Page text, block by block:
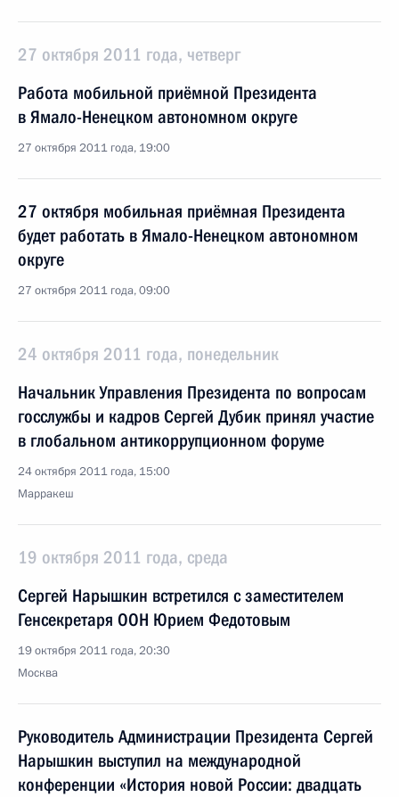
27 октября 2011 года, четверг
Работа мобильной приёмной Президента
в Ямало-Ненецком автономном округе
27 октября 2011 года, 19:00
27 октября мобильная приёмная Президента
будет работать в Ямало-Ненецком автономном
округе
27 октября 2011 года, 09:00
24 октября 2011 года, понедельник
Начальник Управления Президента по вопросам
госслужбы и кадров Сергей Дубик принял участие
в глобальном антикоррупционном форуме
24 октября 2011 года, 15:00
Марракеш
19 октября 2011 года, среда
Сергей Нарышкин встретился с заместителем
Генсекретаря ООН Юрием Федотовым
19 октября 2011 года, 20:30
Москва
Руководитель Администрации Президента Сергей
Нарышкин выступил на международной
конференции «История новой России: двадцать